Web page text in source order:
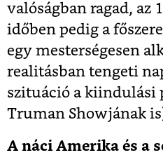
valóságban ragad, az
időben pedig a
egy mesterségesen
realitásban tengeti
szituáció a kiindulási
Truman Showjának
A náci Amerika és a